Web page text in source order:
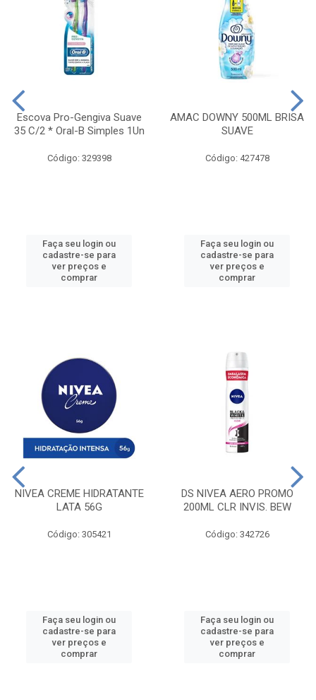
Escova Pro-Gengiva Suave
35 C/2 * Oral-B Simples 1Un
Código: 329398
Faça seu login ou
cadastre-se para
ver preços e
comprar
AMAC DOWNY 500ML BRISA
SUAVE
Código: 427478
Faça seu login ou
cadastre-se para
ver preços e
comprar
NIVEA CREME HIDRATANTE
LATA 56G
Código: 305421
Faça seu login ou
cadastre-se para
ver preços e
comprar
DS NIVEA AERO PROMO
200ML CLR INVIS. BEW
Código: 342726
Faça seu login ou
cadastre-se para
ver preços e
comprar